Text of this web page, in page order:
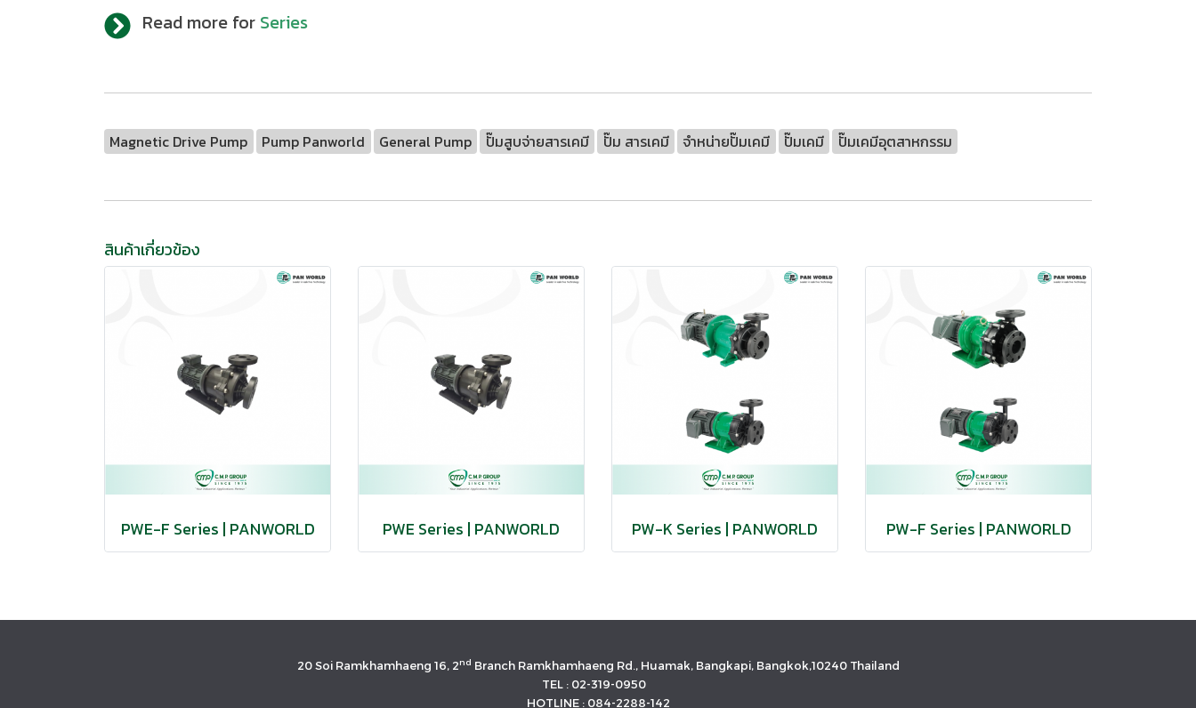
Read more for Series
Magnetic Drive Pump Pump Panworld General Pump ปั๊มสูบจ่ายสารเคมี ปั๊ม สารเคมี จำหน่ายปั๊มเคมี ปั๊มเคมี ปั๊มเคมีอุตสาหกรรม
สินค้าเกี่ยวข้อง
PWE-F Series | PANWORLD PWE Series | PANWORLD PW-K Series | PANWORLD PW-F Series | PANWORLD
20 Soi Ramkhamhaeng 16, 2nd Branch Ramkhamhaeng Rd., Huamak, Bangkapi, Bangkok,10240 Thailand
TEL : 02-319-0950
HOTLINE : 084-2288-142